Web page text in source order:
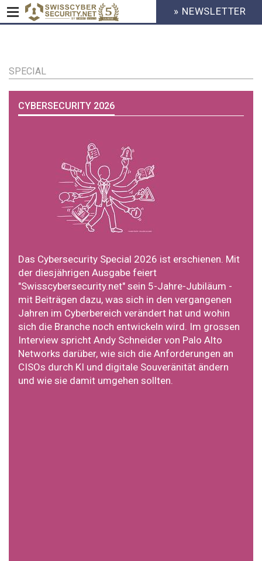
Inhalt
HEADER
MENU
» NEWSLETTER
SPECIAL
CYBERSECURITY 2026
Das Cybersecurity Special 2026 ist erschienen. Mit
der diesjährigen Ausgabe feiert
"Swisscybersecurity.net" sein 5-Jahre-Jubiläum -
mit Beiträgen dazu, was sich in den vergangenen
Jahren im Cyberbereich verändert hat und wohin
sich die Branche noch entwickeln wird. Im grossen
Interview spricht Andy Schneider von Palo Alto
Networks darüber, wie sich die Anforderungen an
CISOs durch KI und digitale Souveränität ändern
und wie sie damit umgehen sollten.